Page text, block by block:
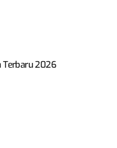
Terbaru 2026